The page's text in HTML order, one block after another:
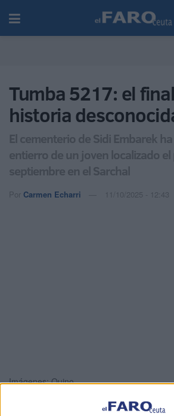
Tumba 5217: el
historia
El cementerio de Sidi Embarek
entierro de un joven localizado
septiembre en el Sarchal
Por Carmen Echarri 11/10/2025 - 12:43
Imágenes: Quino